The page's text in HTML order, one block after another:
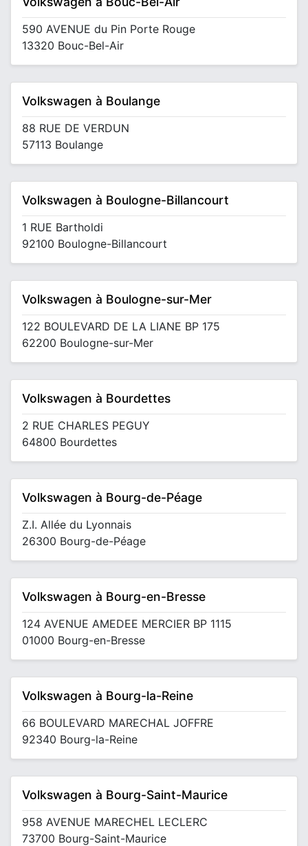
590 AVENUE du Pin Porte Rouge
13320 Bouc-Bel-Air
Volkswagen à Boulange
88 RUE DE VERDUN
57113 Boulange
Volkswagen à Boulogne-Billancourt
1 RUE Bartholdi
92100 Boulogne-Billancourt
Volkswagen à Boulogne-sur-Mer
122 BOULEVARD DE LA LIANE BP 175
62200 Boulogne-sur-Mer
Volkswagen à Bourdettes
2 RUE CHARLES PEGUY
64800 Bourdettes
Volkswagen à Bourg-de-Péage
Z.I. Allée du Lyonnais
26300 Bourg-de-Péage
Volkswagen à Bourg-en-Bresse
124 AVENUE AMEDEE MERCIER BP 1115
01000 Bourg-en-Bresse
Volkswagen à Bourg-la-Reine
66 BOULEVARD MARECHAL JOFFRE
92340 Bourg-la-Reine
Volkswagen à Bourg-Saint-Maurice
958 AVENUE MARECHEL LECLERC
73700 Bourg-Saint-Maurice